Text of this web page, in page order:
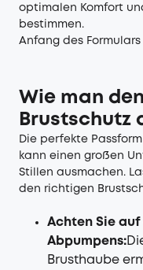
optimalen Komfort
bestimmen.
Anfang des Formulars
Wie man
Brustschutz
Die perfekte
kann einen großen
Stillen ausmachen.
den richtigen
Achten Sie
Abpumpens:
Brusthaube